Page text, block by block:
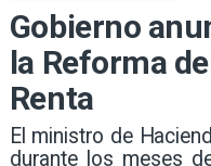
Gobierno
la Reforma
Renta
El ministro de
durante los meses